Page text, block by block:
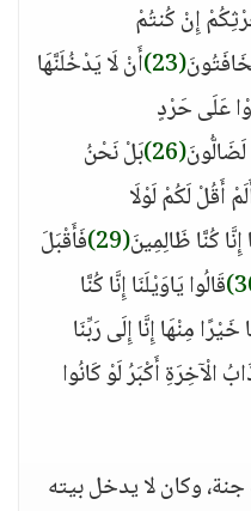
إِنْ كُنتُمْ
(23)
أَنْ لَا يَدْخُلَنَّهَا
عَلَى حَرْدٍ
لَضَالُّونَ(26)
بَلْ نَحْنُ
أَقُلْ لَكُمْ لَوْلَا
كُنَّا ظَالِمِينَ(29)
فَأَقْبَلَ
قَالُوا يَاوَيْلَنَا إِنَّا كُنَّا
مِنْهَا إِنَّا إِلَى رَبِّنَا
الْآخِرَةِ أَكْبَرُ لَوْ كَانُوا
وكان لا يدخل بيته